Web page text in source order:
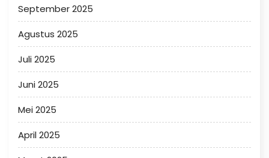
September 2025
Agustus 2025
Juli 2025
Juni 2025
Mei 2025
April 2025